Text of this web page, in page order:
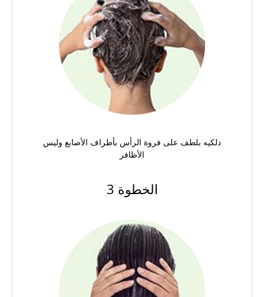
دلكيه بلطف على فروة الرأس بأطراف الأصابع وليس
الأظافر
الخطوة 3